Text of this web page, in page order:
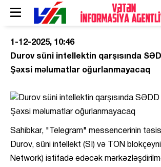
1-12-2025, 10:46
Durov süni intellektin qarşısında
Şəxsi məlumatlar oğurlanmayacaq
Sahibkar, "Telegram" messencerinin
Durov, süni intellekt (SI) və TON
Network) istifadə edəcək